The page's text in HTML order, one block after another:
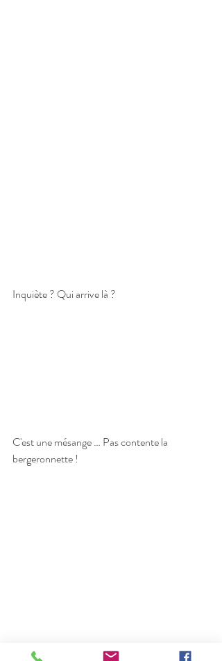
Inquiète ? Qui arrive là ?
C'est une mésange … Pas contente la
bergeronnette !